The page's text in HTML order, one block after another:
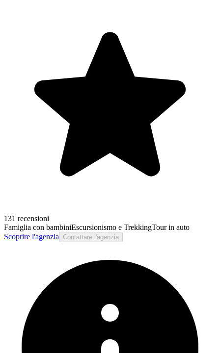
131 recensioni
Famiglia con bambiniEscursionismo e TrekkingTour in auto
Scoprire l'agenzia
Contattare l'agenzia